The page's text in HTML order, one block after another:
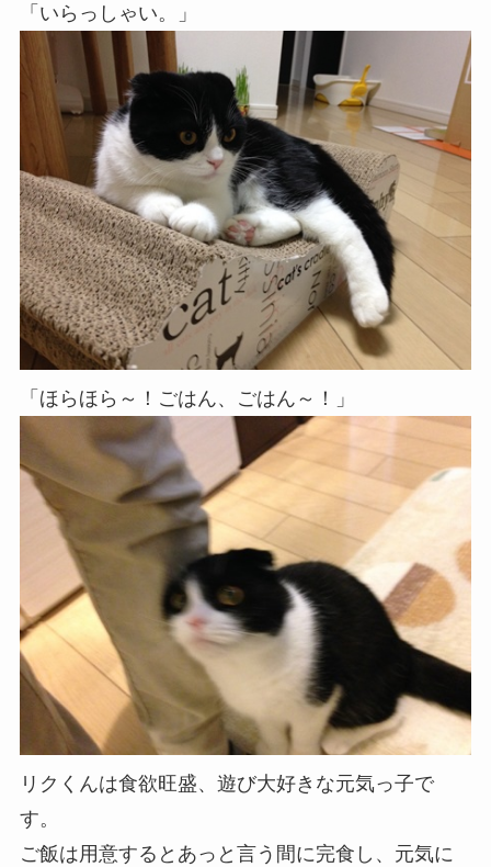
「いらっしゃい。」
「ほらほら～！ごはん、ごはん～！」
リクくんは食欲旺盛、遊び大好きな元気っ子で
す。
ご飯は用意するとあっと言う間に完食し、元気に